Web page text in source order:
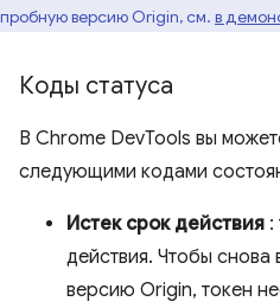
пробную версию Origin, см. в
Коды статуса
В Chrome DevTools вы
следующими кодами
Истек срок действия :
действия. Чтобы
версию Origin, токен